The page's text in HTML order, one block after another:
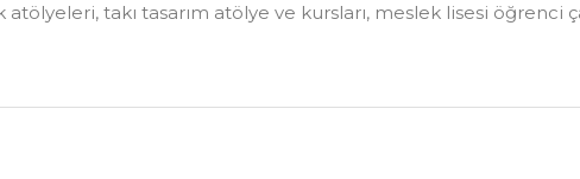
takı tasarım atölye ve kursları, meslek lisesi öğrenci